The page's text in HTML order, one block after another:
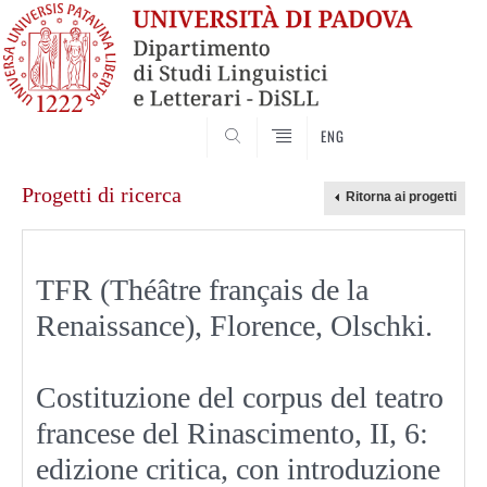
ENG
Progetti di ricerca
TFR (Théâtre français de la
Renaissance), Florence, Olschki.
Costituzione del corpus del teatro
francese del Rinascimento, II, 6:
edizione critica, con introduzione